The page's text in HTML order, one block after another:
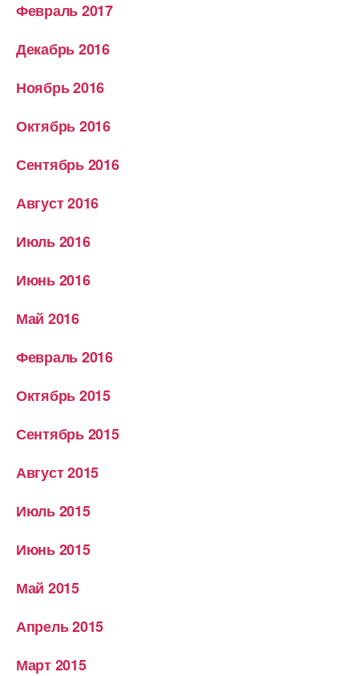
Февраль 2017
Декабрь 2016
Ноябрь 2016
Октябрь 2016
Сентябрь 2016
Август 2016
Июль 2016
Июнь 2016
Май 2016
Февраль 2016
Октябрь 2015
Сентябрь 2015
Август 2015
Июль 2015
Июнь 2015
Май 2015
Апрель 2015
Март 2015